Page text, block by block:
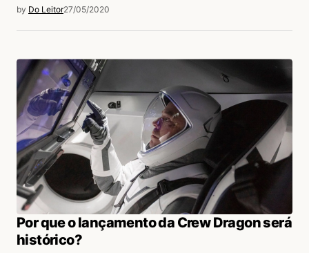
Se você notar parece que é a palavra “ten” =
dez, duas vezes.. normal e e inverso… e
existem 10 personagens na imagem… o que
acha?
Acesse para responder
Jefferson Deroza
05/06/2020 às 4:26 PM
Excelente observação, porém só faz
sentido quando ligamos o TEN a este pôster
by Do Leitor27/05/2020
Por que o lançamento da Crew Dragon será
histórico?